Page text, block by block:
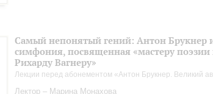
Самый непонятый гений: Антон Брукнер
симфония, посвященная «мастеру
Рихарду Вагнеру»
Лекции перед абонементом «Антон Брукнер. Великий
Лектор – Марина Монахова